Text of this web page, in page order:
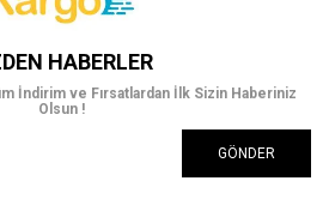
HABERLER
İndirim ve Fırsatlardan İlk Sizin Haberiniz
Olsun !
GÖNDER